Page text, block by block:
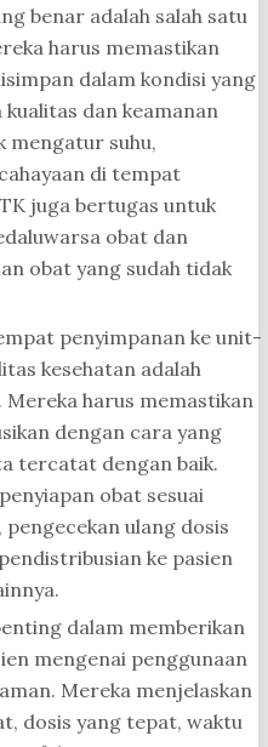
benar adalah salah satu
harus memastikan
dalam kondisi yang
dan keamanan
mengatur suhu,
di tempat
juga bertugas untuk
obat dan
obat yang sudah tidak
penyimpanan ke unit-
kesehatan adalah
harus memastikan
dengan cara yang
tercatat dengan baik.
obat sesuai
ulang dosis
ke pasien
dalam memberikan
mengenai penggunaan
Mereka menjelaskan
dosis yang tepat, waktu